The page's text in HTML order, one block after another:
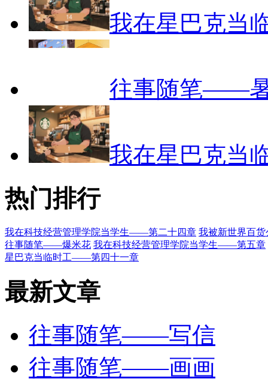
我在星巴克当
往事随笔——
我在星巴克当
热门排行
我在科技经营管理学院当学生——第二十四章 我被新世界百
往事随笔——爆米花 我在科技经营管理学院当学生——第五章
星巴克当临时工——第四十一章
最新文章
往事随笔——写信
往事随笔——画画